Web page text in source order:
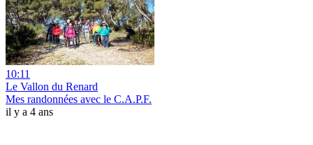
10:11
Le Vallon du Renard
Mes randonnées avec le C.A.P.F.
il y a 4 ans